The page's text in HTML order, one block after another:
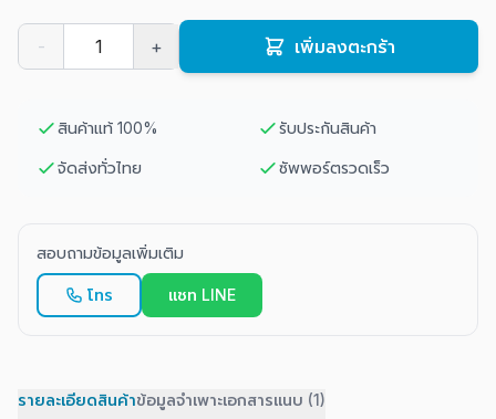
- + เพิ่มลงตะกร้า
สินค้าแท้ 100% รับประกันสินค้า
จัดส่งทั่วไทย ซัพพอร์ตรวดเร็ว
สอบถามข้อมูลเพิ่มเติม
โทร แชท LINE
รายละเอียดสินค้าข้อมูลจำเพาะเอกสารแนบ (1)